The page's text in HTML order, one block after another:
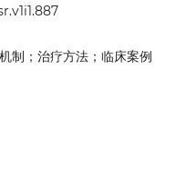
制；治疗方法；临床案例